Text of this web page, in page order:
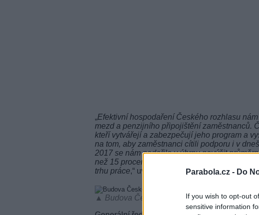
Parabola.cz - Do
If you wish to opt-out
sensitive information
„Efektivní hospodaření Českého rozhlasu
mezd a penzijního připojištění zaměstnanců.
kteří vytvářejí a zabezpečují jeho program a
na tom, aby zaměstnanci cítili podporu i v
2017 se nám podařilo v úhrnu navýšit
než 15 procent. Díky tomu také ČRo nadále
trhu práce,“ uvedl generální ředitel Českého
▲ Budova Českého rozhlasu (foto: